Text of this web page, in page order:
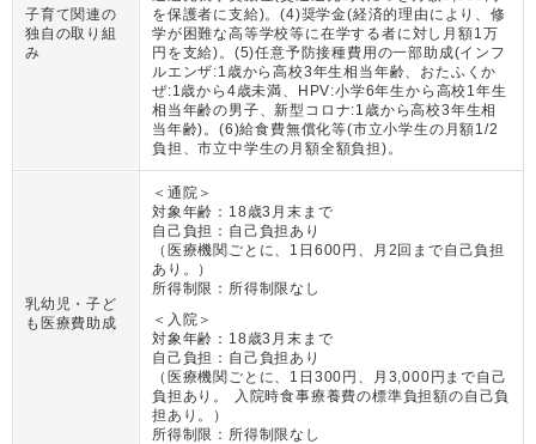
子育て関連の
独自の取り組
み
を保護者に支給)。(4)奨学金(経済的理由により、修
学が困難な高等学校等に在学する者に対し月額1万
円を支給)。(5)任意予防接種費用の一部助成(インフ
ルエンザ:1歳から高校3年生相当年齢、おたふくか
ぜ:1歳から4歳未満、HPV:小学6年生から高校1年生
相当年齢の男子、新型コロナ:1歳から高校3年生相
当年齢)。(6)給食費無償化等(市立小学生の月額1/2
負担、市立中学生の月額全額負担)。
乳幼児・子ど
も医療費助成
＜通院＞
対象年齢： 18歳3月末まで
自己負担： 自己負担あり
（ 医療機関ごとに、1日600円、月2回まで自己負担
あり。
）
所得制限： 所得制限なし
＜入院＞
対象年齢： 18歳3月末まで
自己負担： 自己負担あり
（ 医療機関ごとに、1日300円、月3,000円まで自己
負担あり。 入院時食事療養費の標準負担額の自己負
担あり。
）
所得制限： 所得制限なし